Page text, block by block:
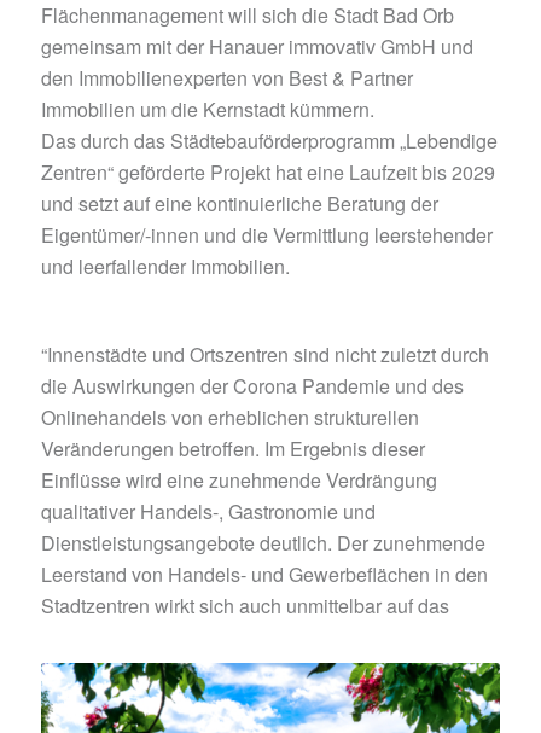
Flächenmanagement will sich die Stadt Bad Orb
gemeinsam mit der Hanauer immovativ GmbH und
den Immobilienexperten von Best & Partner
Immobilien um die Kernstadt kümmern.
Das durch das Städtebauförderprogramm „Lebendige
Zentren“ geförderte Projekt hat eine Laufzeit bis 2029
und setzt auf eine kontinuierliche Beratung der
Eigentümer/-innen und die Vermittlung leerstehender
und leerfallender Immobilien.
“Innenstädte und Ortszentren sind nicht zuletzt durch
die Auswirkungen der Corona Pandemie und des
Onlinehandels von erheblichen strukturellen
Veränderungen betroffen. Im Ergebnis dieser
Einflüsse wird eine zunehmende Verdrängung
qualitativer Handels-, Gastronomie und
Dienstleistungsangebote deutlich. Der zunehmende
Leerstand von Handels- und Gewerbeflächen in den
Stadtzentren wirkt sich auch unmittelbar auf das